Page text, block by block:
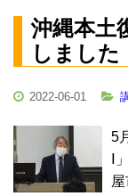
沖縄本土
しました
2022-06-01
5